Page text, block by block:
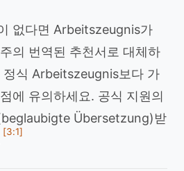
없다면 Arbeitszeugnis가
의 번역된 추천서로 대체하
정식 Arbeitszeugnis보다 가
에 유의하세요. 공식 지원의
Übersetzung)받
[3:1]